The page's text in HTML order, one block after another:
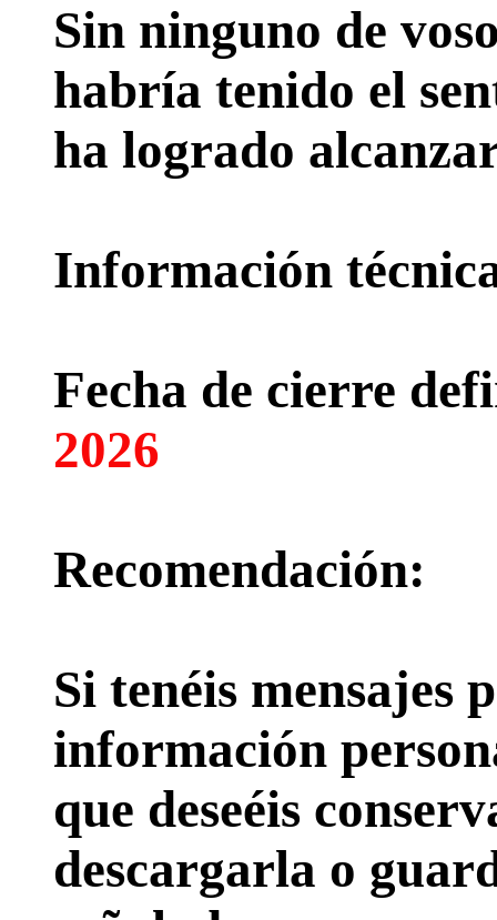
Sin ninguno de
habría tenido el
ha logrado
Información
Fecha de cierre
2026
Recomendación:
Si tenéis mensajes
información
que deseéis
descargarla o